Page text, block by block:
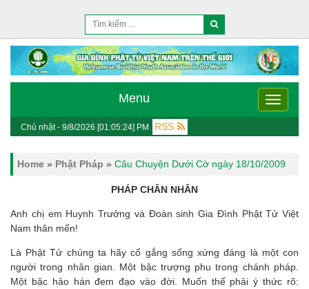
Menu Menu
Chủ nhật - 9/8/2026 [01:05:24] PM RSS
Home » Phật Pháp » Câu Chuyện Dưới Cờ ngày 18/10/2009
PHÁP CHÂN NHÂN
Anh chị em Huynh Trưởng và Đoàn sinh Gia Đình Phật Tử Việt
Nam thân mến!
Là Phật Tử chúng ta hãy cố gắng sống xứng đáng là một con
người trong nhân gian. Một bậc trượng phu trong chánh pháp.
Một bậc hảo hán đem đạo vào đời. Muốn thế phải ý thức rõ: